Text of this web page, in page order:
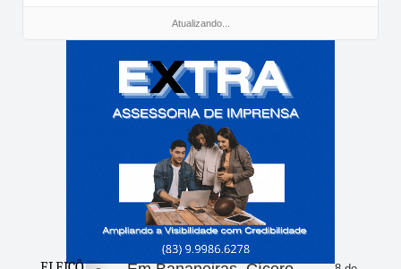
Atualizando...